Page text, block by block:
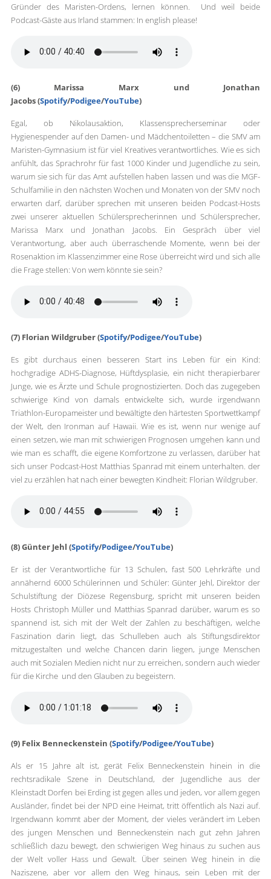
Gründer des Maristen-Ordens, lernen können. Und weil beide
Podcast-Gäste aus Irland stammen: In english please!
(6) Marissa Marx und Jonathan
Jacobs (Spotify/Podigee/YouTube)
Egal, ob Nikolausaktion, Klassensprecherseminar oder
Hygienespender auf den Damen- und Mädchentoiletten – die SMV am
Maristen-Gymnasium ist für viel Kreatives verantwortliches. Wie es sich
anfühlt, das Sprachrohr für fast 1000 Kinder und Jugendliche zu sein,
warum sie sich für das Amt aufstellen haben lassen und was die MGF-
Schulfamilie in den nächsten Wochen und Monaten von der SMV noch
erwarten darf, darüber sprechen mit unseren beiden Podcast-Hosts
zwei unserer aktuellen Schülersprecherinnen und Schülersprecher,
Marissa Marx und Jonathan Jacobs. Ein Gespräch über viel
Verantwortung, aber auch überraschende Momente, wenn bei der
Rosenaktion im Klassenzimmer eine Rose überreicht wird und sich alle
die Frage stellen: Von wem könnte sie sein?
(7) Florian Wildgruber (Spotify/Podigee/YouTube)
Es gibt durchaus einen besseren Start ins Leben für ein Kind:
hochgradige ADHS-Diagnose, Hüftdysplasie, ein nicht therapierbarer
Junge, wie es Ärzte und Schule prognostizierten. Doch das zugegeben
schwierige Kind von damals entwickelte sich, wurde irgendwann
Triathlon-Europameister und bewältigte den härtesten Sportwettkampf
der Welt, den Ironman auf Hawaii. Wie es ist, wenn nur wenige auf
einen setzen, wie man mit schwierigen Prognosen umgehen kann und
wie man es schafft, die eigene Komfortzone zu verlassen, darüber hat
sich unser Podcast-Host Matthias Spanrad mit einem unterhalten. der
viel zu erzählen hat nach einer bewegten Kindheit: Florian Wildgruber.
(8) Günter Jehl (Spotify/Podigee/YouTube)
Er ist der Verantwortliche für 13 Schulen, fast 500 Lehrkräfte und
annähernd 6000 Schülerinnen und Schüler: Günter Jehl, Direktor der
Schulstiftung der Diözese Regensburg, spricht mit unseren beiden
Hosts Christoph Müller und Matthias Spanrad darüber, warum es so
spannend ist, sich mit der Welt der Zahlen zu beschäftigen, welche
Faszination darin liegt, das Schulleben auch als Stiftungsdirektor
mitzugestalten und welche Chancen darin liegen, junge Menschen
auch mit Sozialen Medien nicht nur zu erreichen, sondern auch wieder
für die Kirche und den Glauben zu begeistern.
(9) Felix Benneckenstein (Spotify/Podigee/YouTube)
Als er 15 Jahre alt ist, gerät Felix Benneckenstein hinein in die
rechtsradikale Szene in Deutschland, der Jugendliche aus der
Kleinstadt Dorfen bei Erding ist gegen alles und jeden, vor allem gegen
Ausländer, findet bei der NPD eine Heimat, tritt öffentlich als Nazi auf.
Irgendwann kommt aber der Moment, der vieles verändert im Leben
des jungen Menschen und Benneckenstein nach gut zehn Jahren
schließlich dazu bewegt, den schwierigen Weg hinaus zu suchen aus
der Welt voller Hass und Gewalt. Über seinen Weg hinein in die
Naziszene, aber vor allem den Weg hinaus, sein Leben mit der